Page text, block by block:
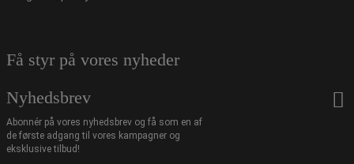
Få styr på vores nyheder
Nyhedsbrev
Abonnér på vores nyhedsbrev og få som en af
de første adgang til vores kampagner og
eksklusive tilbud!